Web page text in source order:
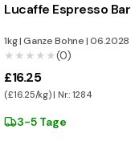
Lucaffe Espresso Bar
1kg|Ganze Bohne|06.2028
★★★★★
★★★★★(0)
£16.25
(£16.25/kg) | Nr.: 1284
3-5 Tage